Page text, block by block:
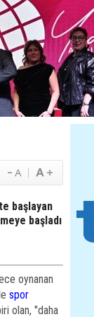
Rekor
Vurguladı
başlayan
başladı
oynanan
spor
olan, "daha